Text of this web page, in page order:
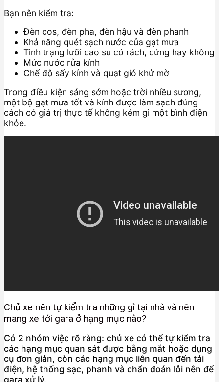
Bạn nên kiểm tra:
Đèn cos, đèn pha, đèn hậu và đèn phanh
Khả năng quét sạch nước của gạt mưa
Tình trạng lưỡi cao su có rách, cứng hay không
Mức nước rửa kính
Chế độ sấy kính và quạt gió khử mờ
Trong điều kiện sáng sớm hoặc trời nhiều sương,
một bộ gạt mưa tốt và kính được làm sạch đúng
cách có giá trị thực tế không kém gì một bình điện
khỏe.
Chủ xe nên tự kiểm tra những gì tại nhà và nên
mang xe tới gara ở hạng mục nào?
Có 2 nhóm việc rõ ràng: chủ xe có thể tự kiểm tra
các hạng mục quan sát được bằng mắt hoặc dụng
cụ đơn giản, còn các hạng mục liên quan đến tải
điện, hệ thống sạc, phanh và chẩn đoán lỗi nên để
gara xử lý.